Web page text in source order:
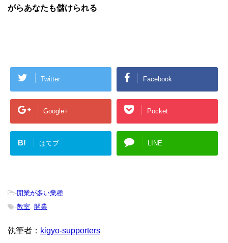
がらあなたも儲けられる
Twitter Facebook
Google+ Pocket
B! はてブ LINE
-開業が多い業種
-教室 開業
執筆者： kigyo-supporters